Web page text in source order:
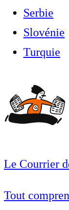
Serbie
Slovénie
Turquie
Le Courrier
Tout